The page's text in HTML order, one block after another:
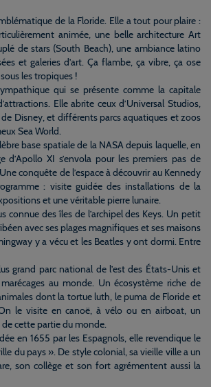
de la Floride. Elle a tout pour plaire :
animée, une belle architecture Art
de stars (South Beach), une ambiance latino
et galeries d’art. Ça flambe, ça vibre, ça ose
les tropiques !
qui se présente comme la capitale
Elle abrite ceux d’Universal Studios,
Disney, et différents parcs aquatiques et zoos
Sea World.
base spatiale de la NASA depuis laquelle, en
d’Apollo XI s’envola pour les premiers pas de
conquête de l’espace à découvrir au Kennedy
: visite guidée des installations de la
et une véritable pierre lunaire.
connue des îles de l’archipel des Keys. Un petit
avec ses plages magnifiques et ses maisons
y a vécu et les Beatles y ont dormi. Entre
grand parc national de l’est des États-Unis et
au monde. Un écosystème riche de
dont la tortue luth, le puma de Floride et
le visite en canoë, à vélo ou en airboat, un
cette partie du monde.
en 1655 par les Espagnols, elle revendique le
du pays ». De style colonial, sa vieille ville a un
son collège et son fort agrémentent aussi la